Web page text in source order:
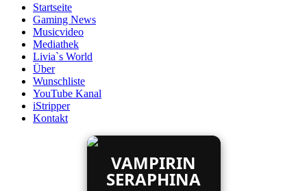
Startseite
Gaming News
Musicvideo
Mediathek
Livia`s World
Über
Wunschliste
YouTube Kanal
iStripper
Kontakt
VAMPIRIN
SERAPHINA